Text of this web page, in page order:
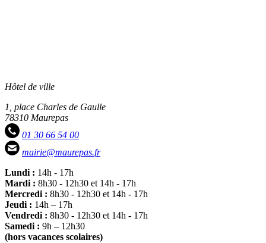
Hôtel de ville
1, place Charles de Gaulle
78310 Maurepas
01 30 66 54 00
mairie@maurepas.fr
Lundi : 14h - 17h
Mardi : 8h30 - 12h30 et 14h - 17h
Mercredi : 8h30 - 12h30 et 14h - 17h
Jeudi : 14h – 17h
Vendredi : 8h30 - 12h30 et 14h - 17h
Samedi : 9h – 12h30
(hors vacances scolaires)